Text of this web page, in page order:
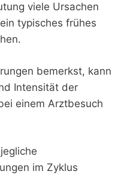
viele Ursachen
typisches frühes
bemerkst, kann
Intensität der
einem Arztbesuch
im Zyklus